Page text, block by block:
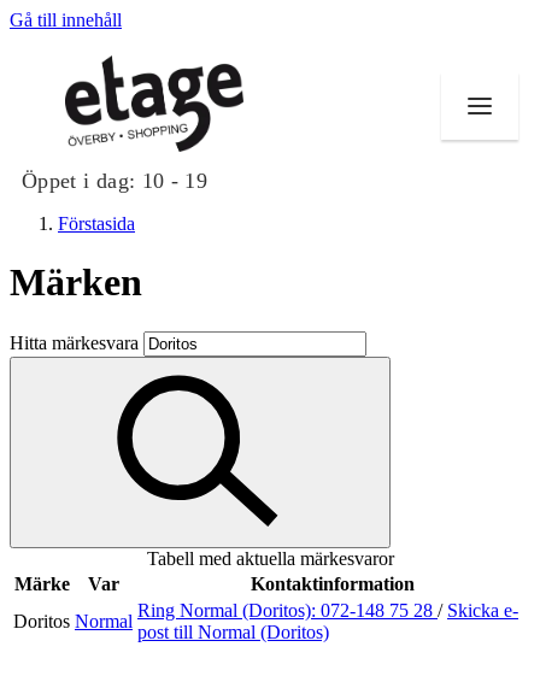
Gå till innehåll
Öppet i dag: 10 - 19
Butiker
Mat och dryck
Evenemang
Erbjudanden
Inspiration
Förstasida
Märken
Hitta märkesvara
Tabell med aktuella märkesvaror
Märke
Var
Kontaktinformation
Doritos Normal
Ring Normal (Doritos): 072-148 75 28 / Skicka e-
post till Normal (Doritos)